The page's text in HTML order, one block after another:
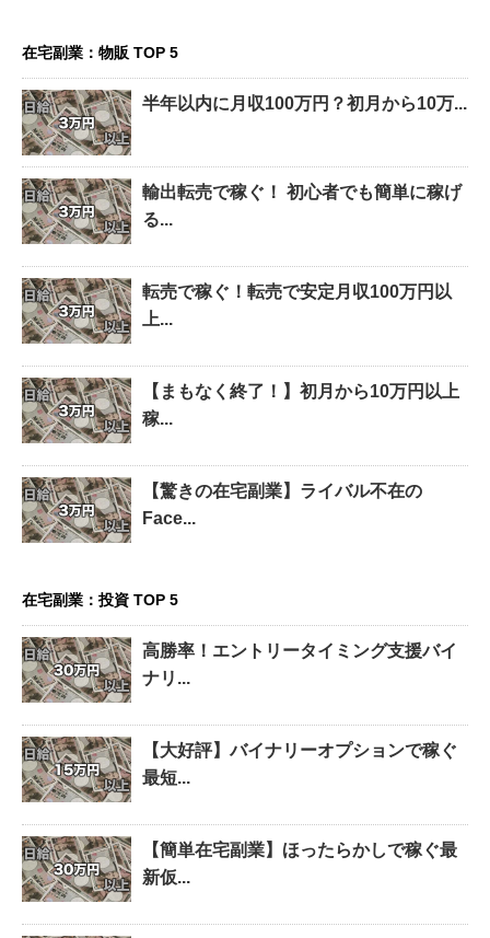
在宅副業：物販 TOP 5
半年以内に月収100万円？初月から10万...
輸出転売で稼ぐ！ 初心者でも簡単に稼げ
る...
転売で稼ぐ！転売で安定月収100万円以
上...
【まもなく終了！】初月から10万円以上
稼...
【驚きの在宅副業】ライバル不在の
Face...
在宅副業：投資 TOP 5
高勝率！エントリータイミング支援バイ
ナリ...
【大好評】バイナリーオプションで稼ぐ
最短...
【簡単在宅副業】ほったらかしで稼ぐ最
新仮...